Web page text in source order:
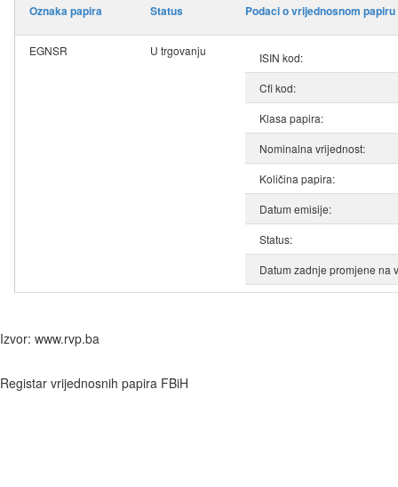
Oznaka papira Status Podaci o vrijednosnom papiru
EGNSR U trgovanju
ISIN kod:
Cfi kod:
Klasa papira:
Nominalna vrijednost:
Količina papira:
Datum emisije:
Status:
Datum zadnje promjene na
Izvor: www.rvp.ba
Registar vrijednosnih papira FBiH